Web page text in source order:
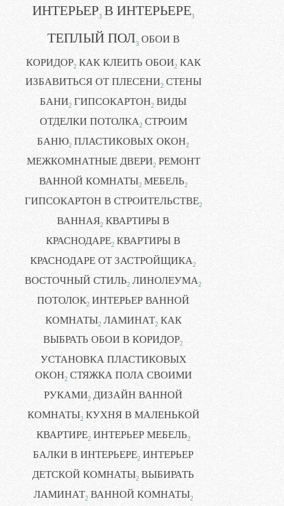
ИНТЕРЬЕР3 В ИНТЕРЬЕРЕ3
ТЕПЛЫЙ ПОЛ3 ОБОИ В
КОРИДОР2 КАК КЛЕИТЬ ОБОИ2 КАК
ИЗБАВИТЬСЯ ОТ ПЛЕСЕНИ2 СТЕНЫ
БАНИ2 ГИПСОКАРТОН2 ВИДЫ
ОТДЕЛКИ ПОТОЛКА2 СТРОИМ
БАНЮ2 ПЛАСТИКОВЫХ ОКОН2
МЕЖКОМНАТНЫЕ ДВЕРИ2 РЕМОНТ
ВАННОЙ КОМНАТЫ2 МЕБЕЛЬ2
ГИПСОКАРТОН В СТРОИТЕЛЬСТВЕ2
ВАННАЯ2 КВАРТИРЫ В
КРАСНОДАРЕ2 КВАРТИРЫ В
КРАСНОДАРЕ ОТ ЗАСТРОЙЩИКА2
ВОСТОЧНЫЙ СТИЛЬ2 ЛИНОЛЕУМА2
ПОТОЛОК2 ИНТЕРЬЕР ВАННОЙ
КОМНАТЫ2 ЛАМИНАТ2 КАК
ВЫБРАТЬ ОБОИ В КОРИДОР2
УСТАНОВКА ПЛАСТИКОВЫХ
ОКОН2 СТЯЖКА ПОЛА СВОИМИ
РУКАМИ2 ДИЗАЙН ВАННОЙ
КОМНАТЫ2 КУХНЯ В МАЛЕНЬКОЙ
КВАРТИРЕ2 ИНТЕРЬЕР МЕБЕЛЬ2
БАЛКИ В ИНТЕРЬЕРЕ2 ИНТЕРЬЕР
ДЕТСКОЙ КОМНАТЫ2 ВЫБИРАТЬ
ЛАМИНАТ2 ВАННОЙ КОМНАТЫ2